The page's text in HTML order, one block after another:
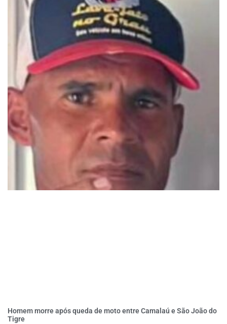
Homem morre após queda de moto entre Camalaú e São João do
Tigre